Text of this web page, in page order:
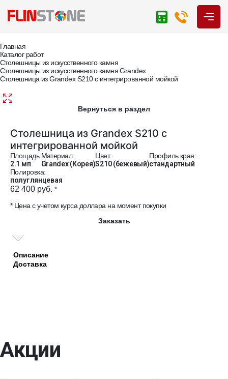
Главная
Каталог работ
Столешницы из искусственного камня
Столешницы из искусственного камня Grandex
Столешница из Grandex S210 с интегрированной мойкой
Вернуться в раздел
Столешница из Grandex S210 с
интегрированной мойкой
Площадь:
2.1 мп
Материал:
Grandex (Корея)
Цвет:
S210 (бежевый)
Профиль края:
стандартный
Полировка:
полуглянцевая
62 400 руб. *
* Цена с учетом курса доллара на момент покупки
Заказать
Описание
Доставка
Акции